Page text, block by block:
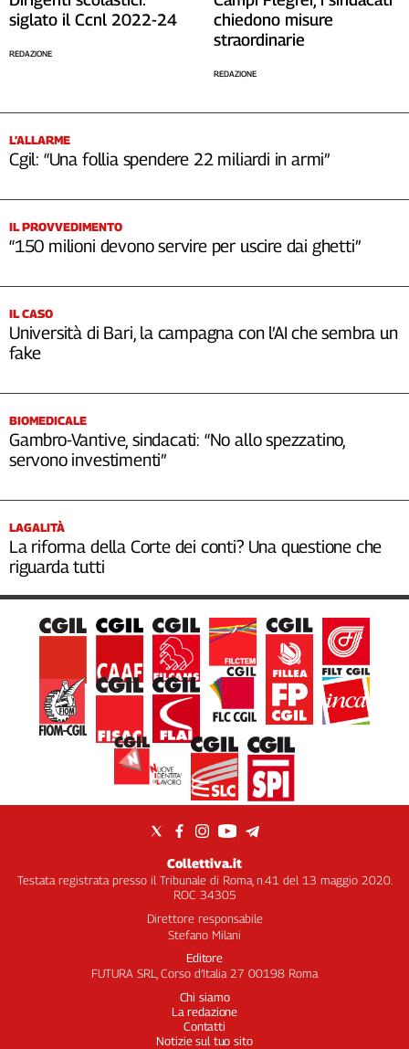
Newsletter
siglato il Ccnl 2022-24
REDAZIONE
chiedono misure
straordinarie
REDAZIONE
L’ALLARME
Cgil: “Una follia spendere 22 miliardi in armi”
IL PROVVEDIMENTO
“150 milioni devono servire per uscire dai ghetti”
IL CASO
Università di Bari, la campagna con l’AI che sembra un
fake
BIOMEDICALE
Gambro-Vantive, sindacati: “No allo spezzatino,
servono investimenti”
LAGALITÀ
La riforma della Corte dei conti? Una questione che
riguarda tutti
Collettiva.it
Testata registrata presso il Tribunale di Roma, n.41 del 13 maggio 2020.
ROC 34305
Direttore responsabile
Stefano Milani
Editore
FUTURA SRL, Corso d’Italia 27 00198 Roma
Chi siamo
La redazione
Contatti
Notizie sul tuo sito